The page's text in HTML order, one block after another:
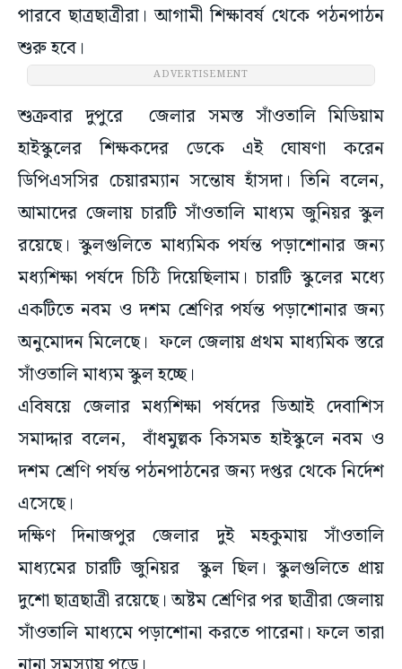
পারবে ছাত্রছাত্রীরা। আগামী শিক্ষাবর্ষ থেকে পঠনপাঠন
শুরু হবে।
ADVERTISEMENT
শুক্রবার দুপুরে জেলার সমস্ত সাঁওতালি মিডিয়াম
হাইস্কুলের শিক্ষকদের ডেকে এই ঘোষণা করেন
ডিপিএসসির চেয়ারম্যান সন্তোষ হাঁসদা। তিনি বলেন,
আমাদের জেলায় চারটি সাঁওতালি মাধ্যম জুনিয়র স্কুল
রয়েছে। স্কুলগুলিতে মাধ্যমিক পর্যন্ত পড়াশোনার জন্য
মধ্যশিক্ষা পর্ষদে চিঠি দিয়েছিলাম। চারটি স্কুলের মধ্যে
একটিতে নবম ও দশম শ্রেণির পর্যন্ত পড়াশোনার জন্য
অনুমোদন মিলেছে। ফলে জেলায় প্রথম মাধ্যমিক স্তরে
সাঁওতালি মাধ্যম স্কুল হচ্ছে।
এবিষয়ে জেলার মধ্যশিক্ষা পর্ষদের ডিআই দেবাশিস
সমাদ্দার বলেন, বাঁধমুল্লক কিসমত হাইস্কুলে নবম ও
দশম শ্রেণি পর্যন্ত পঠনপাঠনের জন্য দপ্তর থেকে নির্দেশ
এসেছে।
দক্ষিণ দিনাজপুর জেলার দুই মহকুমায় সাঁওতালি
মাধ্যমের চারটি জুনিয়র স্কুল ছিল। স্কুলগুলিতে প্রায়
দুশো ছাত্রছাত্রী রয়েছে। অষ্টম শ্রেণির পর ছাত্রীরা জেলায়
সাঁওতালি মাধ্যমে পড়াশোনা করতে পারেনা। ফলে তারা